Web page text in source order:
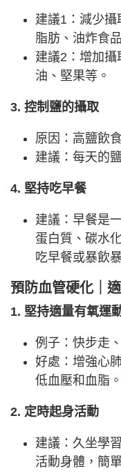
建議1：減少
脂肪、油炸食
建議2：增加
油、堅果等。
3. 控制鹽的攝取
原因：高鹽飲
建議：每天的
4. 堅持吃早餐
建議：早餐是
蛋白質、碳水
吃早餐或暴飲
預防血管硬化｜
1. 堅持適量有氧運
例子：快步走
好處：增強心
低血壓和血脂。
2. 定時起身活動
建議：久坐學
活動身體，簡